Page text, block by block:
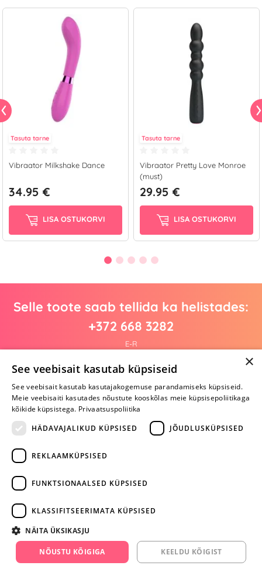
Tasuta tarne
Vibraator Milkshake Dance
34.95 €
LISA OSTUKORVI
Tasuta tarne
Vibraator Pretty Love Monroe
(must)
29.95 €
LISA OSTUKORVI
Selle toote saab tellida ka helistades:
+372 668 3282
E-R
Arvustusi veel pole
Ole esimene!
Kirjuta arvustus ja SAA KINGITUS!
+372 668 3282
info@yesyes.ee
facebook.com/yesyes.ee
×
See veebisait kasutab küpsiseid
See veebisait kasutab kasutajakogemuse parandamiseks küpsiseid.
Meie veebisaiti kasutades nõustute kooskõlas meie küpsisepoliitikaga
kõikide küpsistega. Privaatsuspoliitika
HÄDAVAJALIKUD KÜPSISED
JÕUDLUSKÜPSISED
REKLAAMKÜPSISED
FUNKTSIONAALSED KÜPSISED
KLASSIFITSEERIMATA KÜPSISED
NÄITA ÜKSIKASJU
NÕUSTU KÕIGIGA KEELDU KÕIGIST